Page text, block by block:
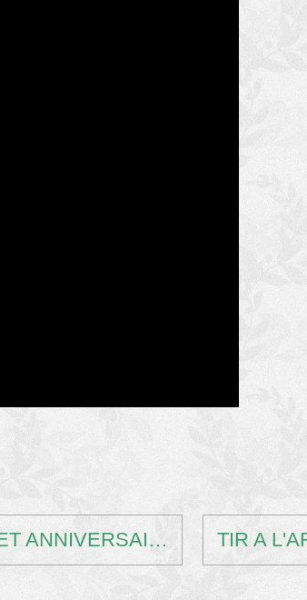
RANDO: DIAPO EVIAN - REPAS ET ANNIVERSAIRES 18/12/2017